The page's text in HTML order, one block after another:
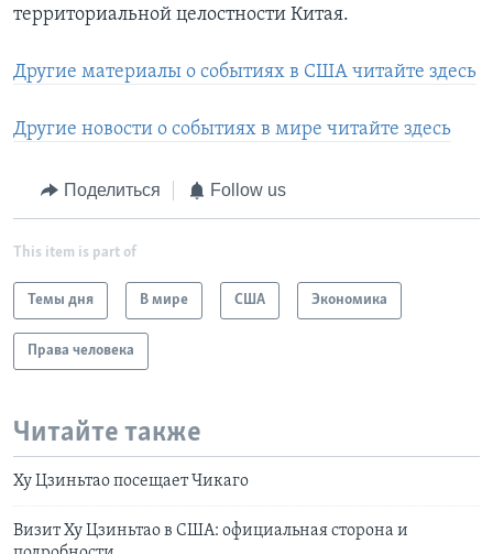
территориальной целостности Китая.
Другие материалы о событиях в США читайте здесь
Другие новости о событиях в мире читайте здесь
Поделиться Follow us
This item is part of
Темы дня В мире США Экономика
Права человека
Читайте также
Ху Цзиньтао посещает Чикаго
Визит Ху Цзиньтао в США: официальная сторона и